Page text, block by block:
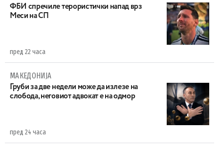
ФБИ спречиле терористички напад врз
Меси на СП
пред 22 часа
МАКЕДОНИЈА
Груби за две недели може да излезе на
слобода, неговиот адвокат е на одмор
пред 24 часа